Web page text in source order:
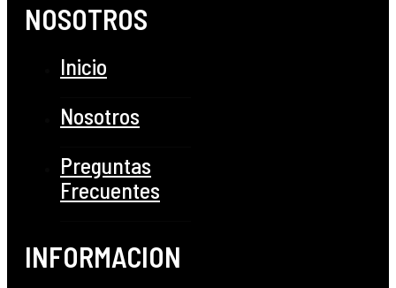
NOSOTROS
Inicio
Nosotros
Preguntas
Frecuentes
INFORMACION